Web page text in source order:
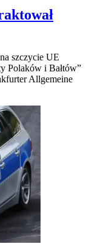
szczycie UE
Polaków i Bałtów”
Allgemeine